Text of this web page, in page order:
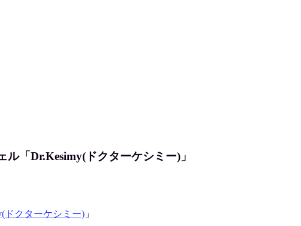
「Dr.Kesimy(ドクターケシミー)」
ドクターケシミー) 」